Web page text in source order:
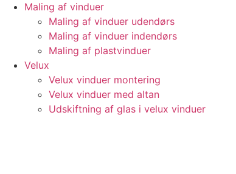
Maling af vinduer
Maling af vinduer udendørs
Maling af vinduer indendørs
Maling af plastvinduer
Velux
Velux vinduer montering
Velux vinduer med altan
Udskiftning af glas i velux vinduer